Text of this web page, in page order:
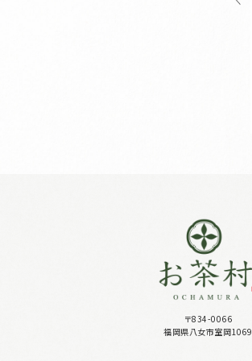
〒834-0066
福岡県八女市室岡1069